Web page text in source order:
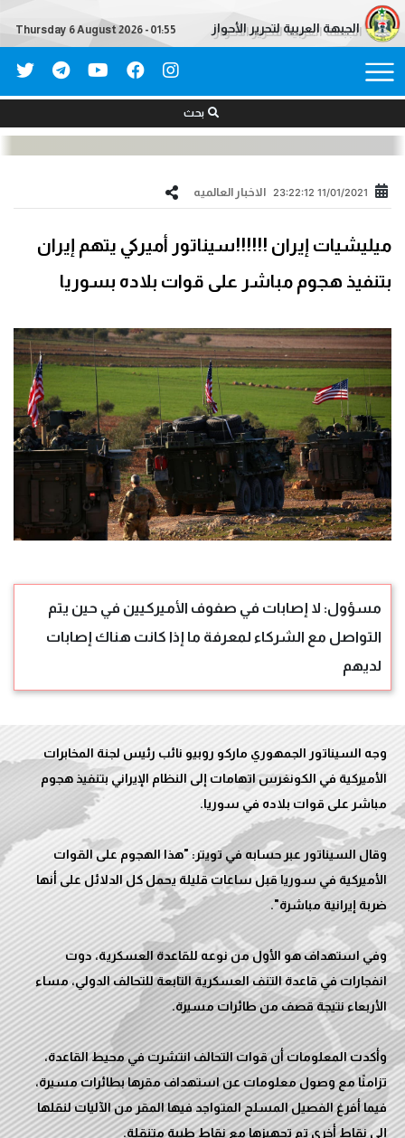
الجبهة العربية لتحرير الأحواز Thursday 6 August 2026 - 01:55
بحث
11/01/2021 23:22:12 الاخبار العالمیه
ميليشيات إيران !!!!!!سيناتور أميركي يتهم إيران
بتنفيذ هجوم مباشر على قوات بلاده بسوريا
مسؤول: لا إصابات في صفوف الأميركيين في حين يتم
التواصل مع الشركاء لمعرفة ما إذا كانت هناك إصابات
لديهم
وجه السيناتور الجمهوري ماركو روبيو نائب رئيس لجنة المخابرات
الأميركية في الكونغرس اتهامات إلى النظام الإيراني بتنفيذ هجوم
وقال السيناتور عبر حسابه في تويتر: "هذا الهجوم على القوات
الأميركية في سوريا قبل ساعات قليلة يحمل كل الدلائل على أنها
وفي استهداف هو الأول من نوعه للقاعدة العسكرية، دوت
انفجارات في قاعدة التنف العسكرية التابعة للتحالف الدولي، مساء
وأكدت المعلومات أن قوات التحالف انتشرت في محيط القاعدة،
تزامنًا مع وصول معلومات عن استهداف مقرها بطائرات مسيرة،
فيما أفرغ الفصيل المسلح المتواجد فيها المقر من الآليات لنقلها
إلى نقاط أخرى تم تجهيزها مع نقاط طبية متنقلة.